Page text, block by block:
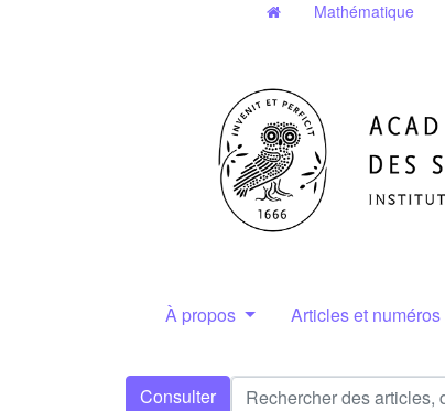
Mathématique
À propos Articles et numéros
Consulter